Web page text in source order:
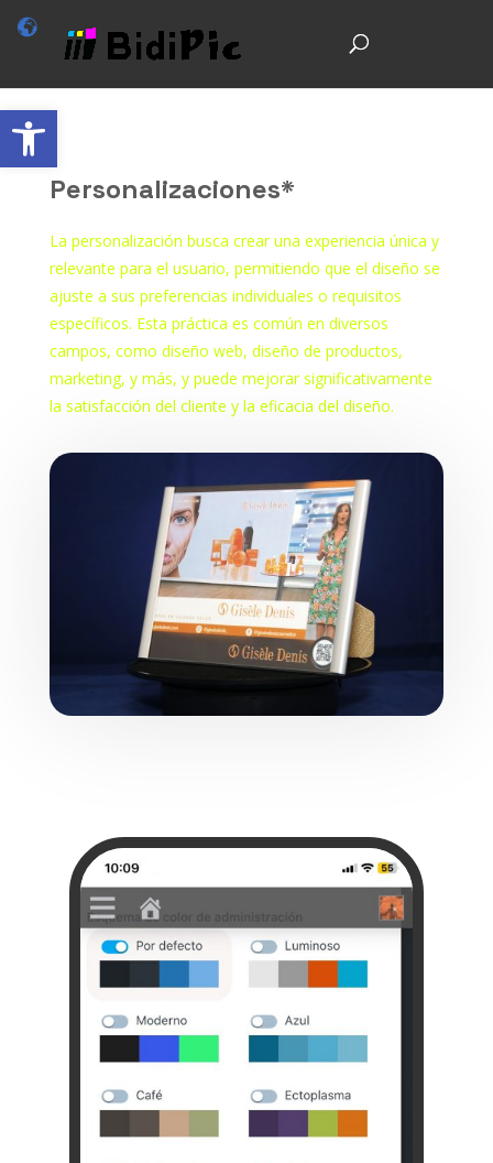
Abrir barra de herramientas
Personalizaciones*
La personalización busca crear una experiencia única y
relevante para el usuario, permitiendo que el diseño se
ajuste a sus preferencias individuales o requisitos
específicos. Esta práctica es común en diversos
campos, como diseño web, diseño de productos,
marketing, y más, y puede mejorar significativamente
la satisfacción del cliente y la eficacia del diseño.